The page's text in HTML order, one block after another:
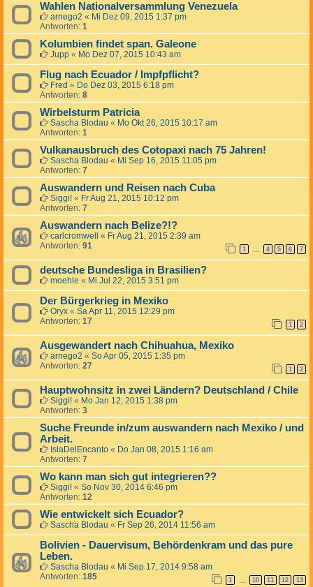
Wahlen Nationalversammlung Venezuela
arnego2 « Mi Dez 09, 2015 1:37 pm
Antworten: 1
Kolumbien findet span. Galeone
Jupp « Mo Dez 07, 2015 10:43 am
Flug nach Ecuador / Impfpflicht?
Fred « Do Dez 03, 2015 6:18 pm
Antworten: 8
Wirbelsturm Patricia
Sascha Blodau « Mo Okt 26, 2015 10:17 am
Antworten: 1
Vulkanausbruch des Cotopaxi nach 75 Jahren!
Sascha Blodau « Mi Sep 16, 2015 11:05 pm
Antworten: 7
Auswandern und Reisen nach Cuba
Siggi! « Fr Aug 21, 2015 10:12 pm
Antworten: 7
Auswandern nach Belize?!?
carlcromwell « Fr Aug 21, 2015 2:39 am
Antworten: 91 1 … 4 5 6 7
deutsche Bundesliga in Brasilien?
moehle « Mi Jul 22, 2015 3:51 pm
Der Bürgerkrieg in Mexiko
Oryx « Sa Apr 11, 2015 12:29 pm
Antworten: 17 1 2
Ausgewandert nach Chihuahua, Mexiko
arnego2 « So Apr 05, 2015 1:35 pm
Antworten: 27 1 2
Hauptwohnsitz in zwei Ländern? Deutschland / Chile
Siggi! « Mo Jan 12, 2015 1:38 pm
Antworten: 3
Suche Freunde in/zum auswandern nach Mexiko / und
Arbeit.
IslaDelEncanto « Do Jan 08, 2015 1:16 am
Antworten: 7
Wo kann man sich gut integrieren??
Siggi! « So Nov 30, 2014 6:46 pm
Antworten: 12
Wie entwickelt sich Ecuador?
Sascha Blodau « Fr Sep 26, 2014 11:56 am
Bolivien - Dauervisum, Behördenkram und das pure
Leben.
Sascha Blodau « Mi Sep 17, 2014 9:58 am
Antworten: 185 1 … 10 11 12 13